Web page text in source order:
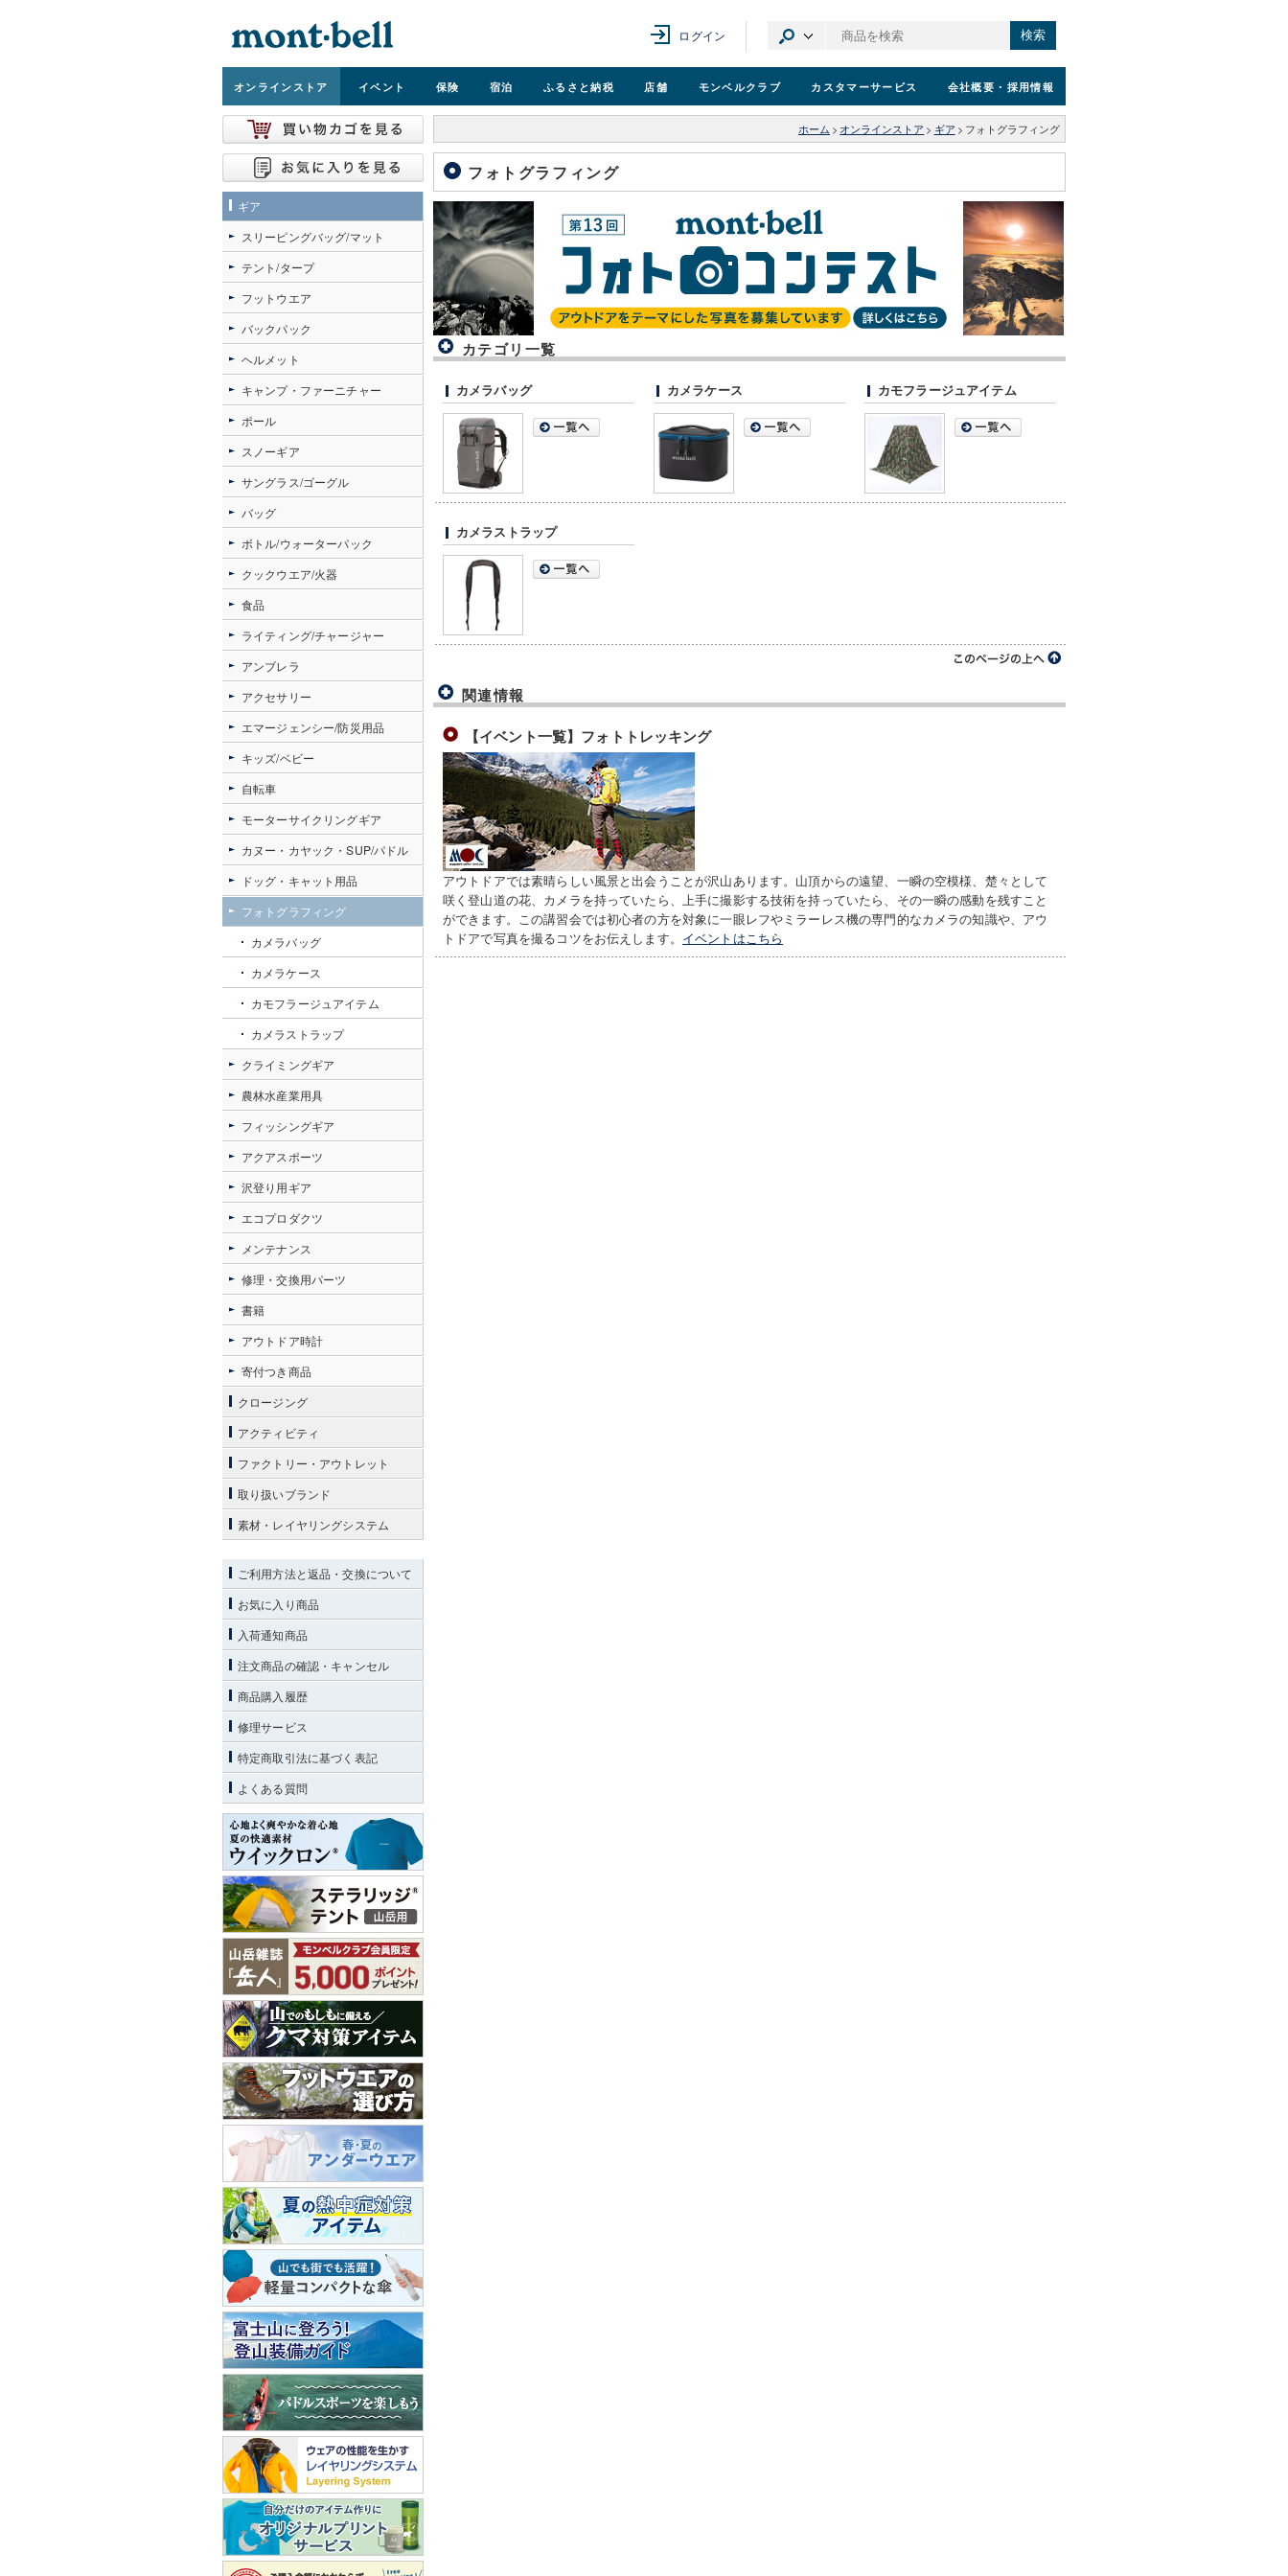
ログイン 検索
オンラインストア イベント 保険 宿泊 ふるさと納税 店舗 モンベルクラブ カスタマーサービス 会社概要 ・採用情報
ホーム > オンラインストア > ギア > フォトグラフィング
フォトグラフィング
カテゴリ一覧
カメラバッグ カメラケース カモフラージュアイテム
カメラストラップ
関連情報
【イベント一覧】フォトトレッキング
アウトドアでは素晴らしい風景と出会うことが沢山あります。山頂からの遠望、一瞬の空模様、楚々として
咲く登山道の花、カメラを持っていたら、上手に撮影する技術を持っていたら、その一瞬の感動を残すこと
ができます。この講習会では初心者の方を対象に一眼レフやミラーレス機の専門的なカメラの知識や、アウ
トドアで写真を撮るコツをお伝えします。 イベントはこちら
ギア
スリーピングバッグ/マット
テント/タープ
フットウエア
バックパック
ヘルメット
キャンプ・ファーニチャー
ポール
スノーギア
サングラス/ゴーグル
バッグ
ボトル/ウォーターパック
クックウエア/火器
食品
ライティング/チャージャー
アンブレラ
アクセサリー
エマージェンシー/防災用品
キッズ/ベビー
自転車
モーターサイクリングギア
カヌー・カヤック・SUP/パドル
ドッグ・キャット用品
フォトグラフィング
カメラバッグ
カメラケース
カモフラージュアイテム
カメラストラップ
クライミングギア
農林水産業用具
フィッシングギア
アクアスポーツ
沢登り用ギア
エコプロダクツ
メンテナンス
修理・交換用パーツ
書籍
アウトドア時計
寄付つき商品
クロージング
アクティビティ
ファクトリー・アウトレット
取り扱いブランド
素材・レイヤリングシステム
ご利用方法と返品・交換について
お気に入り商品
入荷通知商品
注文商品の確認・キャンセル
商品購入履歴
修理サービス
特定商取引法に基づく表記
よくある質問